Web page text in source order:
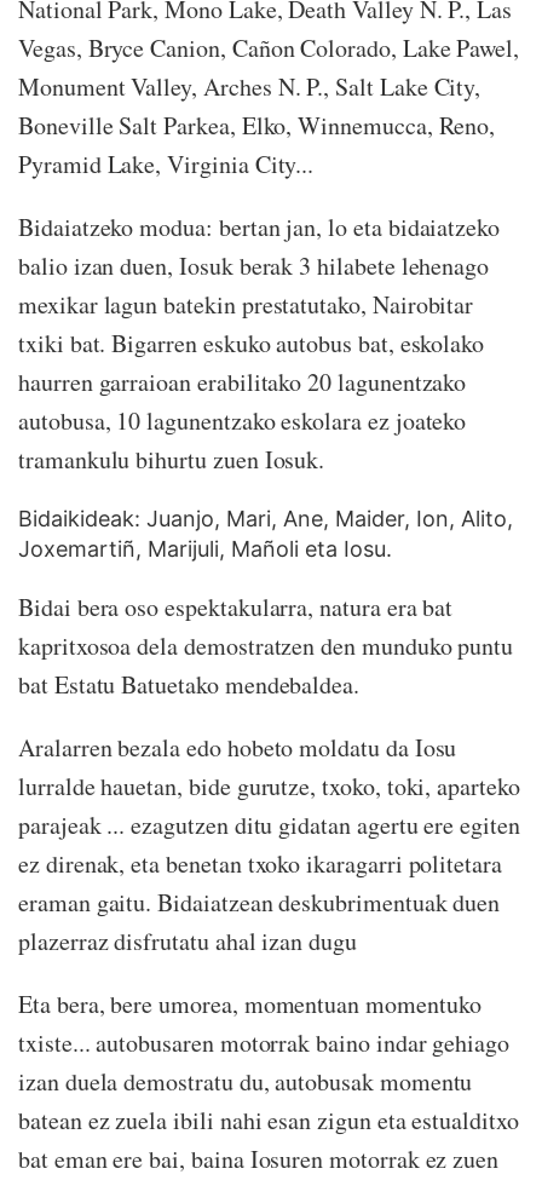
National Park, Mono Lake, Death Valley N. P., Las
Vegas, Bryce Canion, Cañon Colorado, Lake Pawel,
Monument Valley, Arches N. P., Salt Lake City,
Boneville Salt Parkea, Elko, Winnemucca, Reno,
Pyramid Lake, Virginia City...
Bidaiatzeko modua: bertan jan, lo eta bidaiatzeko
balio izan duen, Iosuk berak 3 hilabete lehenago
mexikar lagun batekin prestatutako, Nairobitar
txiki bat. Bigarren eskuko autobus bat, eskolako
haurren garraioan erabilitako 20 lagunentzako
autobusa, 10 lagunentzako eskolara ez joateko
tramankulu bihurtu zuen Iosuk.
Bidaikideak: Juanjo, Mari, Ane, Maider, Ion, Alito,
Joxemartiñ, Marijuli, Mañoli eta Iosu.
Bidai bera oso espektakularra, natura era bat
kapritxosoa dela demostratzen den munduko puntu
bat Estatu Batuetako mendebaldea.
Aralarren bezala edo hobeto moldatu da Iosu
lurralde hauetan, bide gurutze, txoko, toki, aparteko
parajeak ... ezagutzen ditu gidatan agertu ere egiten
ez direnak, eta benetan txoko ikaragarri politetara
eraman gaitu. Bidaiatzean deskubrimentuak duen
plazerraz disfrutatu ahal izan dugu
Eta bera, bere umorea, momentuan momentuko
txiste... autobusaren motorrak baino indar gehiago
izan duela demostratu du, autobusak momentu
batean ez zuela ibili nahi esan zigun eta estualditxo
bat eman ere bai, baina Iosuren motorrak ez zuen